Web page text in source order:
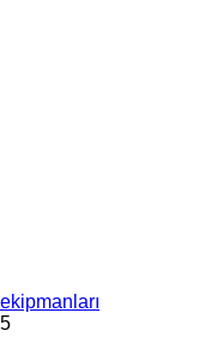
ekipmanları
5